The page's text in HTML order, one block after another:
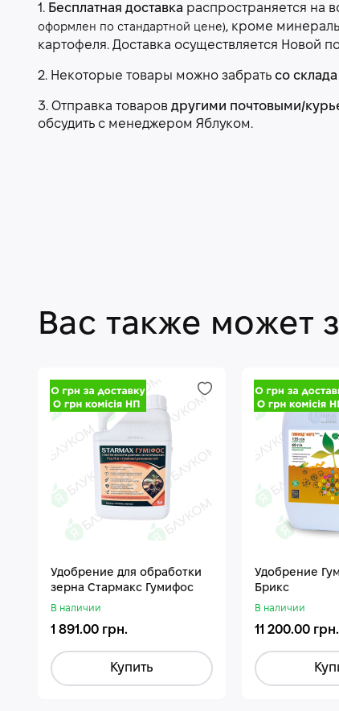
1. Бесплатная доставка распространяется на
оформлен по стандартной цене), кроме
картофеля. Доставка осуществляется Новой
2. Некоторые товары можно забрать со склада
3. Отправка товаров другими почтовыми/
обсудить с менеджером Яблуком.
Вас также может
Удобрение для обработки
зерна Стармакс Гумифос
В наличии
1 891.00 грн.
Купить
Удобрение
Брикс
В наличии
11 200.00 грн.